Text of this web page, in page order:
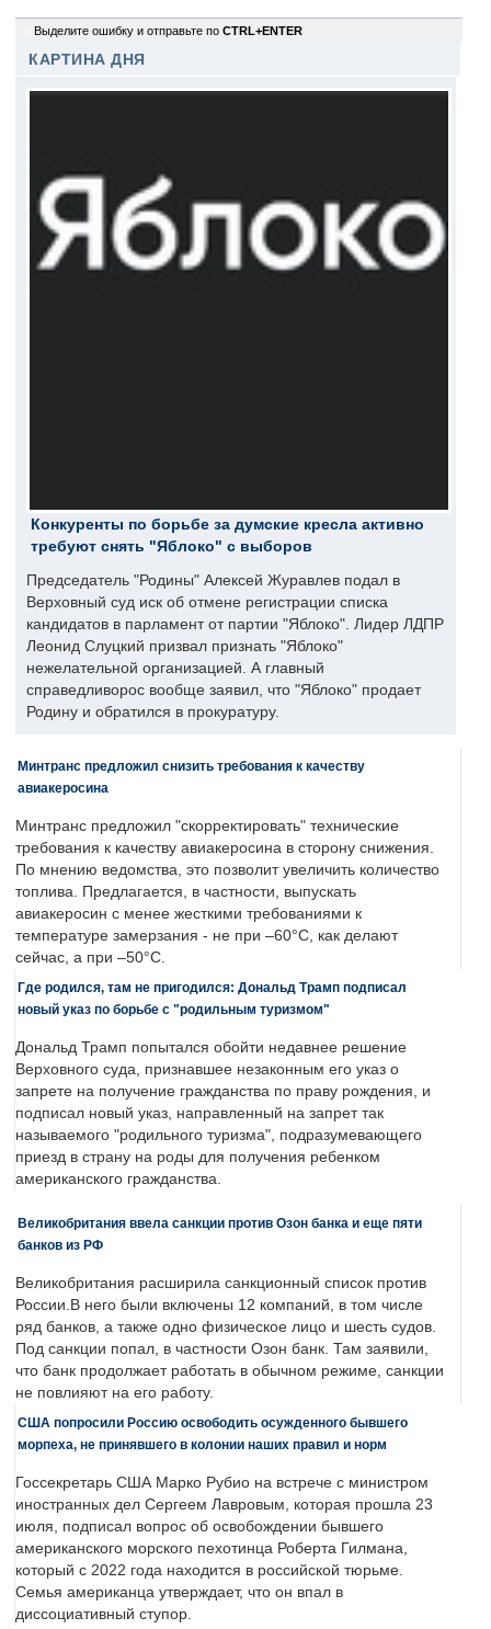
Выделите ошибку и отправьте по CTRL+ENTER
КАРТИНА ДНЯ
Конкуренты по борьбе за думские кресла активно
требуют снять "Яблоко" с выборов
Председатель "Родины" Алексей Журавлев подал в
Верховный суд иск об отмене регистрации списка
кандидатов в парламент от партии "Яблоко". Лидер ЛДПР
Леонид Слуцкий призвал признать "Яблоко"
нежелательной организацией. А главный
справедливорос вообще заявил, что "Яблоко" продает
Родину и обратился в прокуратуру.
Минтранс предложил снизить требования к качеству
авиакеросина
Минтранс предложил "скорректировать" технические
требования к качеству авиакеросина в сторону снижения.
По мнению ведомства, это позволит увеличить количество
топлива. Предлагается, в частности, выпускать
авиакеросин с менее жесткими требованиями к
температуре замерзания - не при –60°C, как делают
сейчас, а при –50°C.
Где родился, там не пригодился: Дональд Трамп подписал
новый указ по борьбе с "родильным туризмом"
Дональд Трамп попытался обойти недавнее решение
Верховного суда, признавшее незаконным его указ о
запрете на получение гражданства по праву рождения, и
подписал новый указ, направленный на запрет так
называемого "родильного туризма", подразумевающего
приезд в страну на роды для получения ребенком
американского гражданства.
Великобритания ввела санкции против Озон банка и еще пяти
банков из РФ
Великобритания расширила санкционный список против
России.В него были включены 12 компаний, в том числе
ряд банков, а также одно физическое лицо и шесть судов.
Под санкции попал, в частности Озон банк. Там заявили,
что банк продолжает работать в обычном режиме, санкции
не повлияют на его работу.
США попросили Россию освободить осужденного бывшего
морпеха, не принявшего в колонии наших правил и норм
Госсекретарь США Марко Рубио на встрече с министром
иностранных дел Сергеем Лавровым, которая прошла 23
июля, подписал вопрос об освобождении бывшего
американского морского пехотинца Роберта Гилмана,
который с 2022 года находится в российской тюрьме.
Семья американца утверждает, что он впал в
диссоциативный ступор.